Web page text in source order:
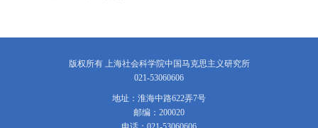
版权所有 上海社会科学院中国马克思主义研究所
021-53060606
地址：淮海中路622弄7号
邮编：200020